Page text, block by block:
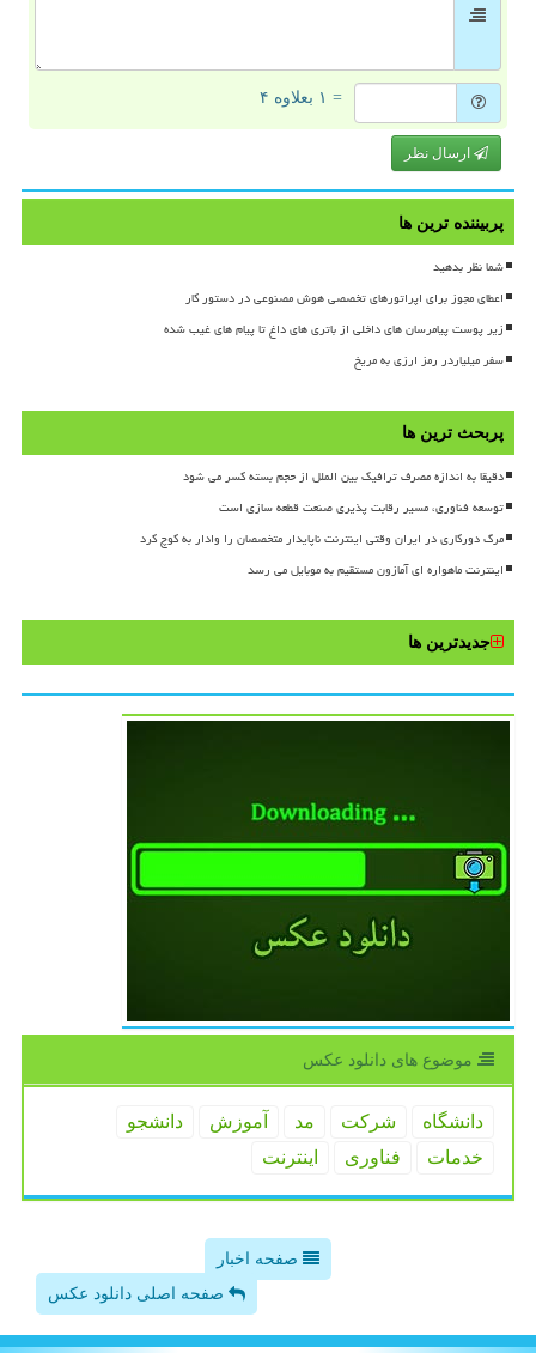
= ۱ بعلاوه ۴
ارسال نظر
پربیننده ترین ها
شما نظر بدهید
اعطای مجوز برای اپراتورهای تخصصی هوش مصنوعی در دستور کار
زیر پوست پیامرسان های داخلی از باتری های داغ تا پیام های غیب شده
سفر میلیاردر رمز ارزی به مریخ
پربحث ترین ها
دقیقا به اندازه مصرف ترافیک بین الملل از حجم بسته کسر می شود
توسعه فناوری، مسیر رقابت پذیری صنعت قطعه سازی است
مرگ دورکاری در ایران وقتی اینترنت ناپایدار متخصصان را وادار به کوچ کرد
اینترنت ماهواره ای آمازون مستقیم به موبایل می رسد
جدیدترین ها
موضوع های دانلود عكس
دانشگاه شركت مد آموزش
دانشجو
خدمات
فناوری اینترنت
صفحه اخبار
صفحه اصلی دانلود عکس